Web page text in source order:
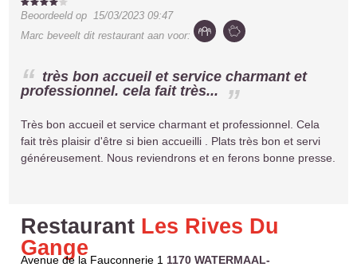
Beoordeeld op15/03/2023 09:47
Marc beveelt dit restaurant aan voor:
très bon accueil et service charmant et
professionnel. cela fait très...
Très bon accueil et service charmant et professionnel. Cela
fait très plaisir d'être si bien accueilli . Plats très bon et servi
généreusement. Nous reviendrons et en ferons bonne presse.
Restaurant Les Rives Du
Gange
Avenue de la Fauconnerie 1 1170 WATERMAAL-